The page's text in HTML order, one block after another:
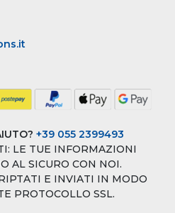
+39 055 2399493
LE TUE INFORMAZIONI
AL SICURO CON NOI.
E INVIATI IN MODO
PROTOCOLLO SSL.